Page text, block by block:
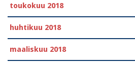
toukokuu 2018
huhtikuu 2018
maaliskuu 2018